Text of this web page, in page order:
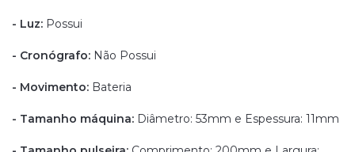
- Luz: Possui
- Cronógrafo: Não Possui
- Movimento: Bateria
- Tamanho máquina: Diâmetro: 53mm e Espessura: 11mm